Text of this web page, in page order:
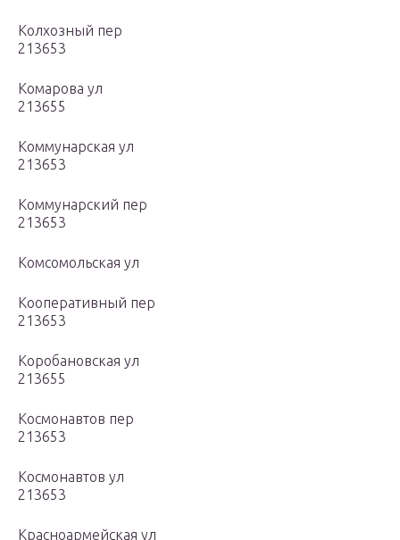
Колхозный пер
213653
Комарова ул
213655
Коммунарская ул
213653
Коммунарский пер
213653
Комсомольская ул
Кооперативный пер
213653
Коробановская ул
213655
Космонавтов пер
213653
Космонавтов ул
213653
Красноармейская ул